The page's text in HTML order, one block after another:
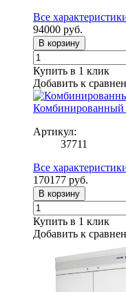
Все
94000 руб.
В корзину
Купить в 1 клик
Добавить к
Комбинированный
Артикул:
37711
Все
170177 руб.
В корзину
Купить в 1 клик
Добавить к